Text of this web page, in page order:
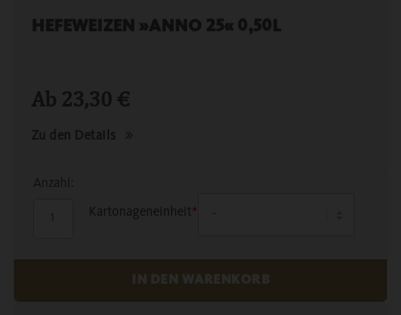
HEFEWEIZEN »ANNO 25« 0,50L
Ab 23,30 €
Zu den Details
Kartonageneinheit *
Anzahl: